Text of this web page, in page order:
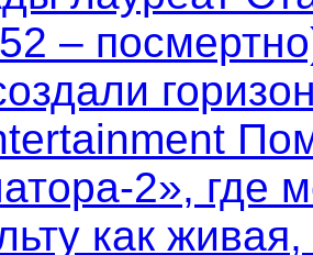
–
2», где
как